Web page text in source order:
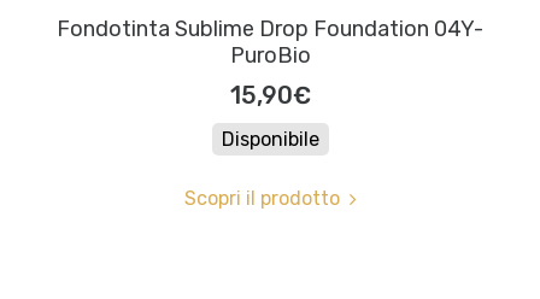
Fondotinta Sublime Drop Foundation 04Y-
PuroBio
15,90€
Disponibile
Scopri il prodotto